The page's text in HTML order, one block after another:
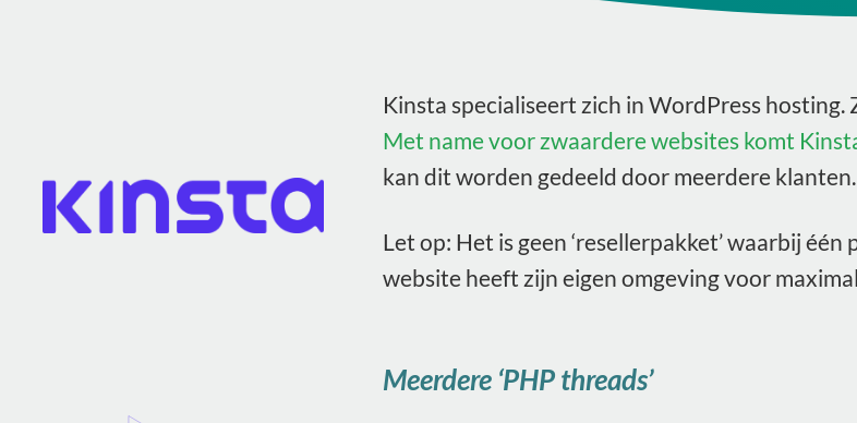
Kinsta specialiseert zich in WordPress
Met name voor zwaardere websites komt
kan dit worden gedeeld door meerdere klanten.
Let op: Het is geen ‘resellerpakket’ waarbij
website heeft zijn eigen omgeving voor
Meerdere ‘PHP threads’